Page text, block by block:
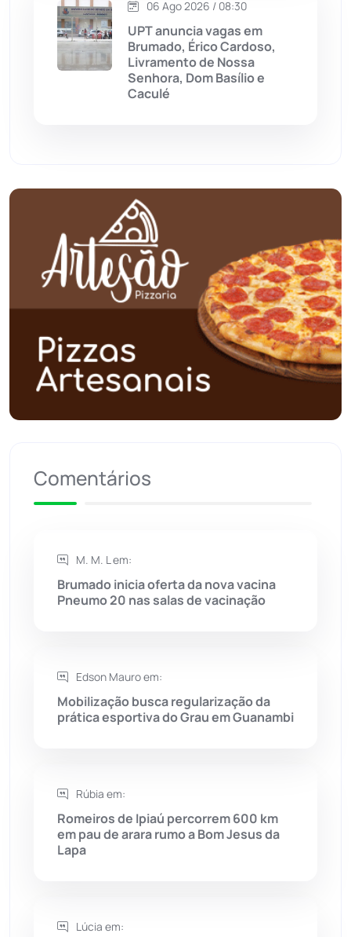
Palmas de Monte Alto
Paramirim
Planalto (59)
Poções
Polícia Civil (58)
(27)
Política (03)
Rio de Contas
Rio do Pires
Sebastião Laranjeiras
Sudoeste Baiano
Tanhaçu (426)
Tecnologia
06 Ago 2026 / 08:30
UPT anuncia vagas em
Brumado, Érico Cardoso,
Livramento de Nossa
Senhora, Dom Basílio e
Caculé
Comentários
M. M. L em:
Brumado inicia oferta da nova vacina
Pneumo 20 nas salas de vacinação
Edson Mauro em:
Mobilização busca regularização da
prática esportiva do Grau em Guanambi
Rúbia em:
Romeiros de Ipiaú percorrem 600 km
em pau de arara rumo a Bom Jesus da
Lapa
Lúcia em: